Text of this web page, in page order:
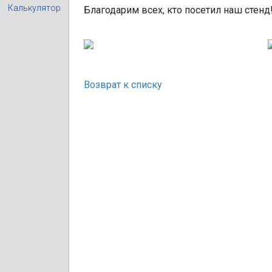
Калькулятор Благодарим всех, кто посетил наш
Возврат к списку